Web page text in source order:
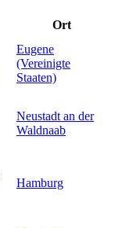
Ort
Eugene
(Vereinigte
Staaten)
Neustadt an der
Waldnaab
Hamburg